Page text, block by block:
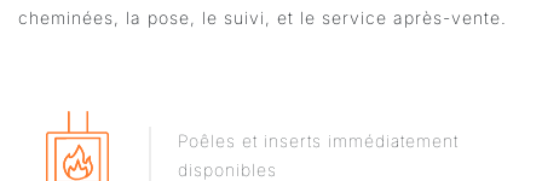
cheminées, la pose, le suivi, et le service après-vente.
Poêles et inserts immédiatement
disponibles